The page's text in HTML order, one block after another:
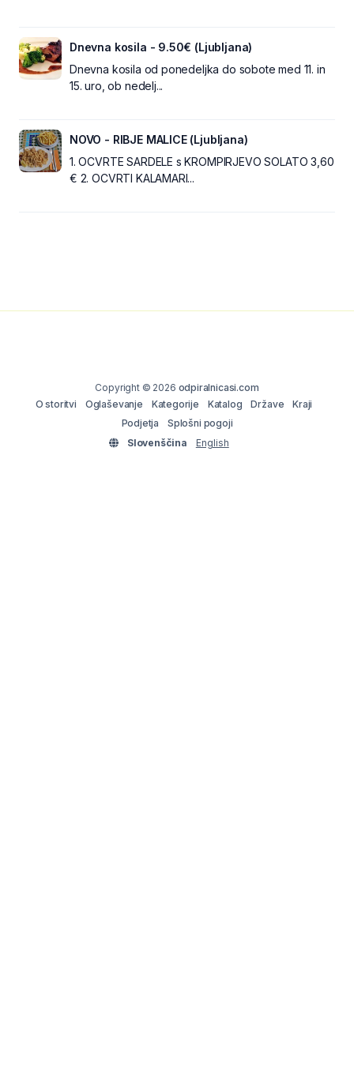
Dnevna kosila - 9.50€ (Ljubljana)
Dnevna kosila od ponedeljka do sobote med 11. in
15. uro, ob nedelj...
NOVO - RIBJE MALICE (Ljubljana)
1. OCVRTE SARDELE s KROMPIRJEVO SOLATO 3,60
€ 2. OCVRTI KALAMARI...
Copyright © 2026 odpiralnicasi.com
O storitvi
Oglaševanje Kategorije Katalog Države
Kraji
Podjetja
Splošni pogoji
Slovenščina
English